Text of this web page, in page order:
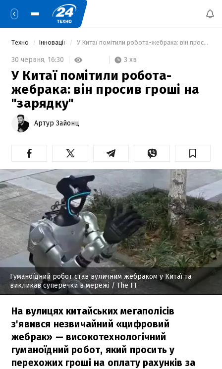
Техно Інновації У Китаї помітили робота-жебрака: він просив гроші на "зарядку"
30 червня, 16:30 3 хв
У Китаї помітили робота-
жебрака: він просив гроші на
"зарядку"
Артур Зайонц
Гуманоїдний робот став вуличним жебраком у Китаї та
викликав суперечки в мережі / The FT
На вулицях китайських мегаполісів
з'явився незвичайний «цифровий
жебрак» — високотехнологічний
гуманоїдний робот, який просить у
перехожих гроші на оплату рахунків за